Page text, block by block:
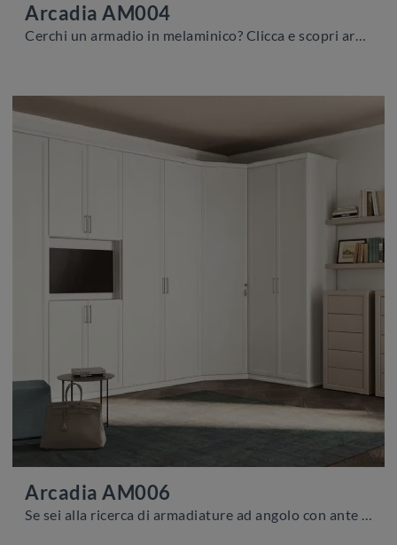
Arcadia AM004
Cerchi un armadio in melaminico? Clicca e scopri armadiature a muro con ante battenti di Colombini Casa.
Arcadia AM006
Se sei alla ricerca di armadiature ad angolo con ante battenti, clicca e scopri l'armadio Arcadia AM006 di Colombini Casa in melaminico.